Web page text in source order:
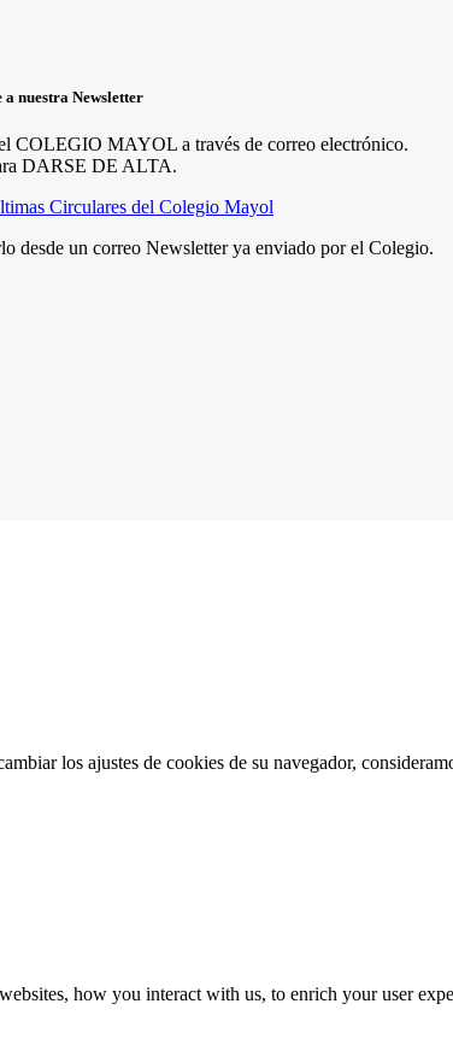
a nuestra Newsletter
COLEGIO MAYOL a través de correo electrónico.
DARSE DE ALTA.
un correo Newsletter ya enviado por el Colegio.
los ajustes de cookies de su navegador,
how you interact with us, to enrich your user